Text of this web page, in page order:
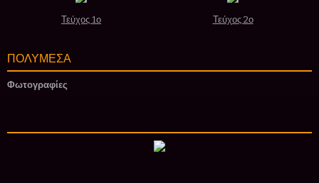
Τεύχος 1ο Τεύχος 2ο
ΠΟΛΥΜΕΣΑ
Φωτογραφίες